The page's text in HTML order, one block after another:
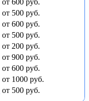
от 600 руб.
от 500 руб.
от 600 руб.
от 500 руб.
от 200 руб.
от 900 руб.
от 600 руб.
от 1000 руб.
от 500 руб.